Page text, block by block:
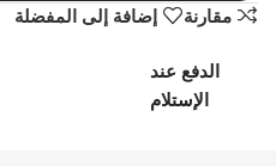
مقارنة
إضافة إلى المفضلة
الدفع عند
الإستلام